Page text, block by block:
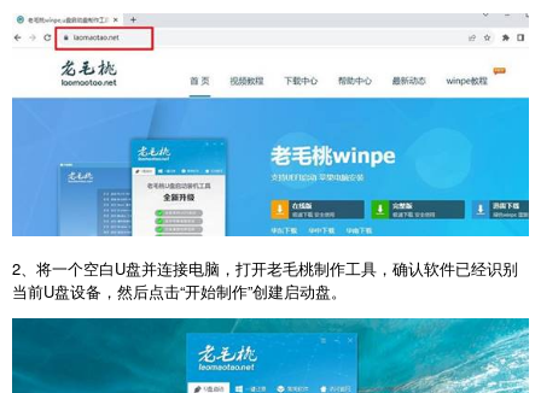
2、将一个空白U盘并连接电脑，打开老毛桃制作工具，确认软件已经识别
当前U盘设备，然后点击“开始制作”创建启动盘。